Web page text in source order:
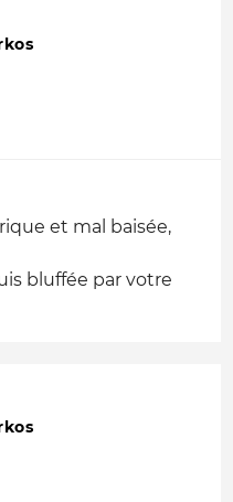
et mal baisée,
bluffée par votre